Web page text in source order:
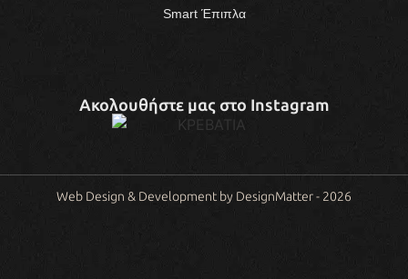
Smart Έπιπλα
Ακολουθήστε μας στο Instagram
Web Design & Development by DesignMatter - 2026